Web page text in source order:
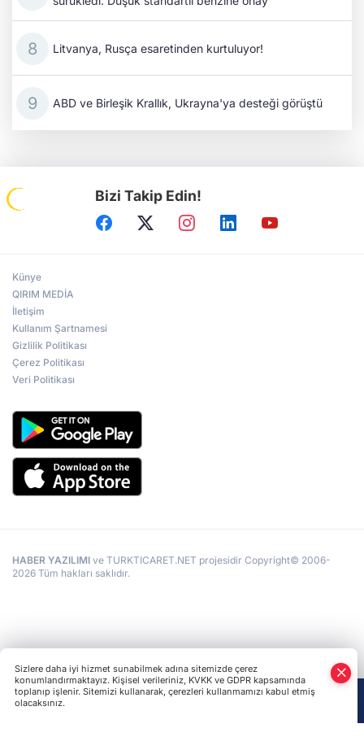
Litvanya, Rusça esaretinden kurtuluyor!
ABD ve Birleşik Krallık, Ukrayna'ya desteği görüştü
Bizi Takip Edin!
Künye
QIRIM MEDİA
İletişim
Kullanım Şartnamesi
Gizlilik Politikası
Çerez Politikası
Veri Politikası
HABER YAZILIMI ve TURKTICARET.NET projesidir Copyright© 2006-
2026 Tüm hakları saklıdır.
Sizlere daha iyi hizmet sunabilmek adına sitemizde çerez
konumlandırmaktayız. Kişisel verileriniz, KVKK ve GDPR kapsamında
toplanıp işlenir. Sitemizi kullanarak, çerezleri kullanmamızı kabul etmiş
olacaksınız.